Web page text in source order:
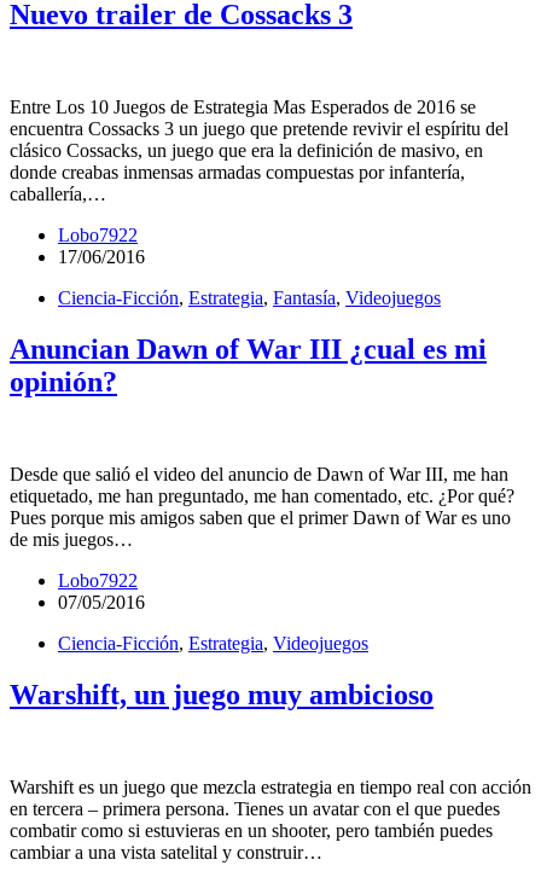
Nuevo trailer de Cossacks 3
Entre Los 10 Juegos de Estrategia Mas Esperados de 2016 se
encuentra Cossacks 3 un juego que pretende revivir el espíritu del
clásico Cossacks, un juego que era la definición de masivo, en
donde creabas inmensas armadas compuestas por infantería,
caballería,…
Lobo7922
17/06/2016
Ciencia-Ficción, Estrategia, Fantasía, Videojuegos
Anuncian Dawn of War III ¿cual es mi
opinión?
Desde que salió el video del anuncio de Dawn of War III, me han
etiquetado, me han preguntado, me han comentado, etc. ¿Por qué?
Pues porque mis amigos saben que el primer Dawn of War es uno
de mis juegos…
Lobo7922
07/05/2016
Ciencia-Ficción, Estrategia, Videojuegos
Warshift, un juego muy ambicioso
Warshift es un juego que mezcla estrategia en tiempo real con acción
en tercera – primera persona. Tienes un avatar con el que puedes
combatir como si estuvieras en un shooter, pero también puedes
cambiar a una vista satelital y construir…